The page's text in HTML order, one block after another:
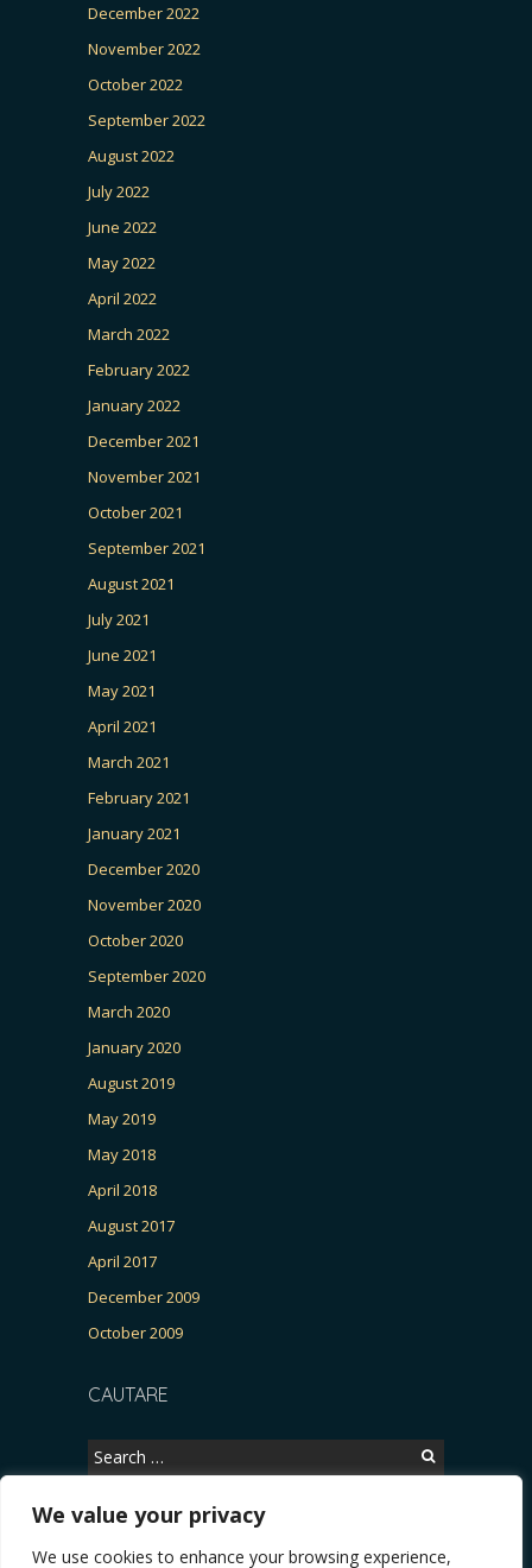
We value your privacy
We use cookies to enhance your browsing experience,
December 2022
November 2022
October 2022
September 2022
August 2022
July 2022
June 2022
May 2022
April 2022
March 2022
February 2022
January 2022
December 2021
November 2021
October 2021
September 2021
August 2021
July 2021
June 2021
May 2021
April 2021
March 2021
February 2021
January 2021
December 2020
November 2020
October 2020
September 2020
March 2020
January 2020
August 2019
May 2019
May 2018
April 2018
August 2017
April 2017
December 2009
October 2009
CAUTARE
Search
for: